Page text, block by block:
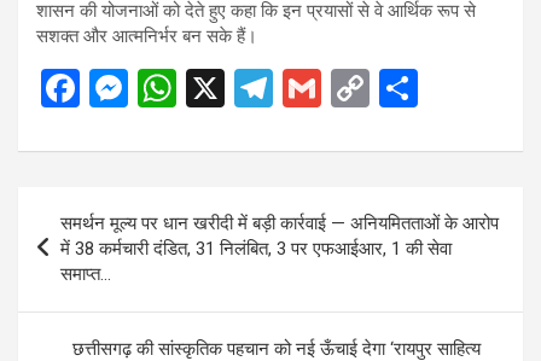
शासन की योजनाओं को देते हुए कहा कि इन प्रयासों से वे आर्थिक रूप से
सशक्त और आत्मनिर्भर बन सके हैं।
F
ce
b
o
o
k
M
se
g
W
at
A
p
X
T
e
gr
a
G
ail
C
py
Li
n
ar
e
navigation
समर्थन मूल्य पर धान खरीदी में बड़ी कार्रवाई — अनियमितताओं के आरोप
में 38 कर्मचारी दंडित, 31 निलंबित, 3 पर एफआईआर, 1 की सेवा
समाप्त…
छत्तीसगढ़ की सांस्कृतिक पहचान को नई ऊँचाई देगा ‘रायपुर साहित्य